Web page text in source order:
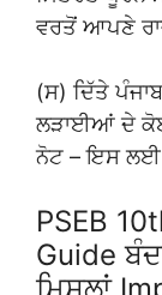
ਵਰਤੋਂ ਆਪਣੇ
(ਸ) ਦਿੱਤੇ
ਲੜਾਈਆਂ ਦੇ
ਨੋਟ – ਇਸ ਲਈ
PSEB
Guide